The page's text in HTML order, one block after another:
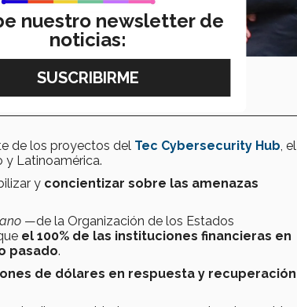
de los proyectos del Tec Cybersecurity Hub, el
y Latinoamérica.
y concientizar sobre las amenazas
—de la Organización de los Estados
el 100% de las instituciones financieras en
pasado.
de dólares en respuesta y recuperación
nuestro newsletter de
noticias: